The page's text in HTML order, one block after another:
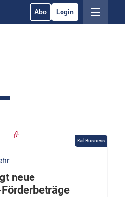
Abo Login
Rail Business
neue